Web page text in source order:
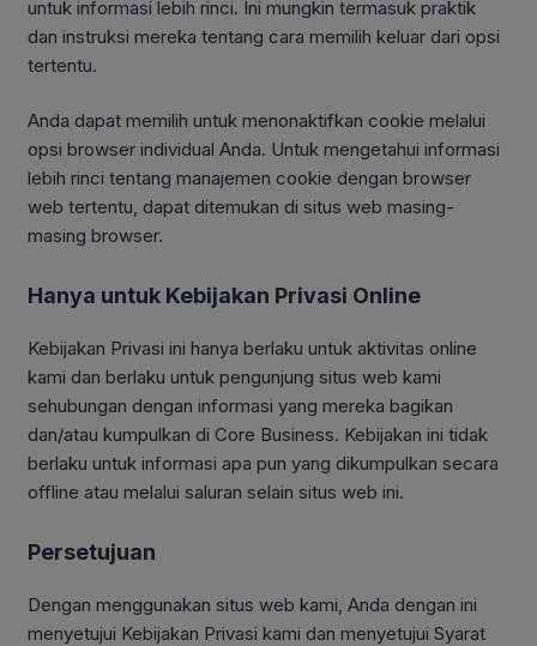
untuk informasi lebih rinci. Ini mungkin termasuk praktik
dan instruksi mereka tentang cara memilih keluar dari opsi
tertentu.
Anda dapat memilih untuk menonaktifkan cookie melalui
opsi browser individual Anda. Untuk mengetahui informasi
lebih rinci tentang manajemen cookie dengan browser
web tertentu, dapat ditemukan di situs web masing-
masing browser.
Hanya untuk Kebijakan Privasi Online
Kebijakan Privasi ini hanya berlaku untuk aktivitas online
kami dan berlaku untuk pengunjung situs web kami
sehubungan dengan informasi yang mereka bagikan
dan/atau kumpulkan di Core Business. Kebijakan ini tidak
berlaku untuk informasi apa pun yang dikumpulkan secara
offline atau melalui saluran selain situs web ini.
Persetujuan
Dengan menggunakan situs web kami, Anda dengan ini
menyetujui Kebijakan Privasi kami dan menyetujui Syarat